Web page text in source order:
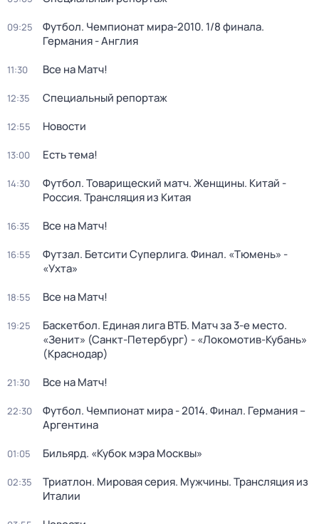
09:25
Футбол. Чемпионат мира-2010. 1/8 финала.
Германия - Англия
11:30 Все на Матч!
12:35 Специальный репортаж
12:55 Новости
13:00 Есть тема!
14:30
Футбол. Товарищеский матч. Женщины. Китай -
Россия. Трансляция из Китая
16:35 Все на Матч!
16:55
Футзал. Бетсити Суперлига. Финал. «Тюмень» -
«Ухта»
18:55 Все на Матч!
19:25
Баскетбол. Единая лига ВТБ. Матч за 3-е место.
«Зенит» (Санкт-Петербург) - «Локомотив-Кубань»
(Краснодар)
21:30 Все на Матч!
22:30
Футбол. Чемпионат мира - 2014. Финал. Германия –
Аргентина
01:05 Бильярд. «Кубок мэра Москвы»
02:35
Триатлон. Мировая серия. Мужчины. Трансляция из
Италии